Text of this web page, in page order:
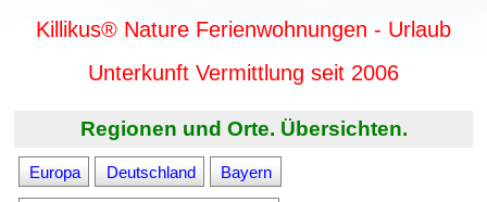
Killikus® Nature Ferienwohnungen - Urlaub
Unterkunft Vermittlung seit 2006
Regionen und Orte. Übersichten.
Europa Deutschland Bayern